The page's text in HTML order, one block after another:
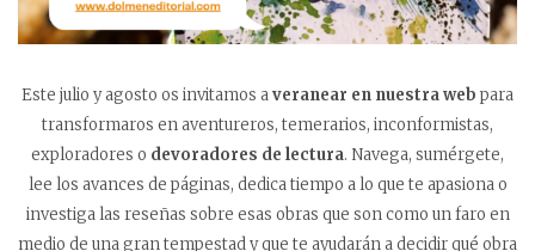
Este julio y agosto os invitamos averanear en nuestra web para
transformaros en aventureros, temerarios, inconformistas,
exploradores o devoradores de lectura. Navega, sumérgete,
lee los avances de páginas, dedica tiempo a lo que te apasiona o
investiga las reseñas sobre esas obras que son como un faro en
medio de una gran tempestad y que te ayudarán a decidir qué obra